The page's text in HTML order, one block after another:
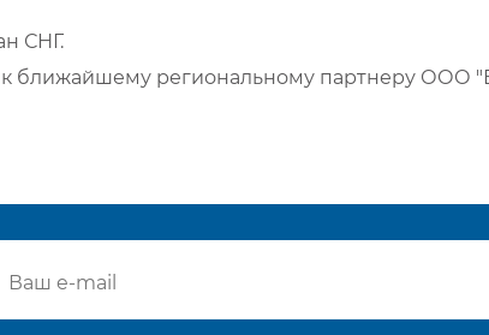
СНГ.
ближайшему региональному партнеру ООО